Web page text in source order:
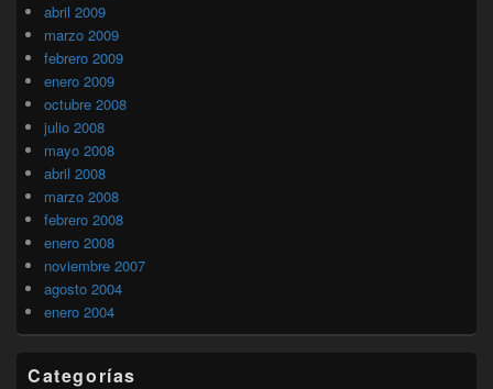
abril 2009
marzo 2009
febrero 2009
enero 2009
octubre 2008
julio 2008
mayo 2008
abril 2008
marzo 2008
febrero 2008
enero 2008
noviembre 2007
agosto 2004
enero 2004
Categorías